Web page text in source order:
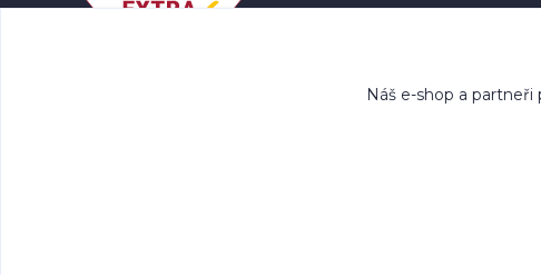
Náš e-shop a partneři